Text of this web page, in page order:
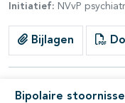
Initiatief: NVvP
Bijlagen
Bipolaire
open- en
open- en
open- en